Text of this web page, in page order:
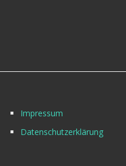
Impressum
Datenschutzerklärung